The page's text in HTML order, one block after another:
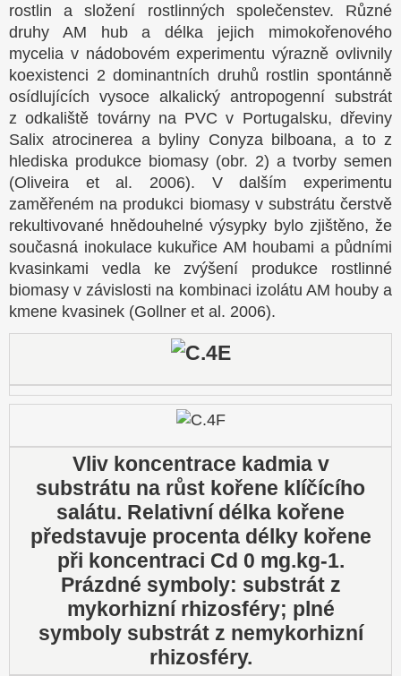
rostlin a složení rostlinných společenstev. Různé
druhy AM hub a délka jejich mimokořenového
mycelia v nádobovém experimentu výrazně ovlivnily
koexistenci 2 dominantních druhů rostlin spontánně
osídlujících vysoce alkalický antropogenní substrát
z odkaliště továrny na PVC v Portugalsku, dřeviny
Salix atrocinerea a byliny Conyza bilboana, a to z
hlediska produkce biomasy (obr. 2) a tvorby semen
(Oliveira et al. 2006). V dalším experimentu
zaměřeném na produkci biomasy v substrátu čerstvě
rekultivované hnědouhelné výsypky bylo zjištěno, že
současná inokulace kukuřice AM houbami a půdními
kvasinkami vedla ke zvýšení produkce rostlinné
biomasy v závislosti na kombinaci izolátu AM houby a
kmene kvasinek (Gollner et al. 2006).
Vliv koncentrace kadmia v
substrátu na růst kořene klíčícího
salátu. Relativní délka kořene
představuje procenta délky kořene
při koncentraci Cd 0 mg.kg-1.
Prázdné symboly: substrát z
mykorhizní rhizosféry; plné
symboly substrát z nemykorhizní
rhizosféry.